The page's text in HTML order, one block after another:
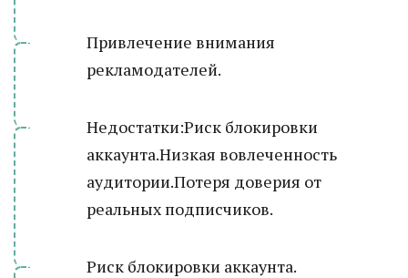
Привлечение внимания
рекламодателей.
Недостатки:Риск блокировки
аккаунта.Низкая вовлеченность
аудитории.Потеря доверия от
реальных подписчиков.
Риск блокировки аккаунта.